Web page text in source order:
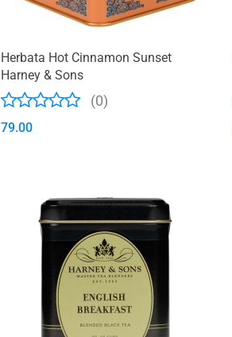
Herbata Hot Cinnamon Sunset
Harney & Sons
(0)
79.00